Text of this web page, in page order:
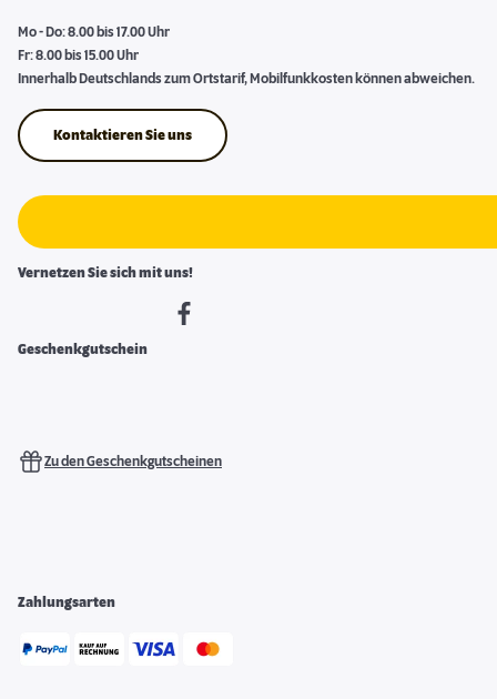
Mo - Do: 8.00 bis 17.00 Uhr
Fr: 8.00 bis 15.00 Uhr
Innerhalb Deutschlands zum Ortstarif, Mobilfunkkosten können abweichen.
Kontaktieren Sie uns
Vernetzen Sie sich mit uns!
Geschenkgutschein
Zu den Geschenkgutscheinen
Zahlungsarten